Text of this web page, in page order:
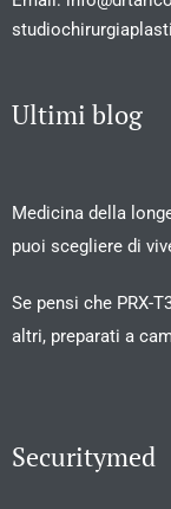
Ultimi blog
Medicina della
puoi scegliere di
Se pensi che PRX-
altri, preparati a
Securitymed